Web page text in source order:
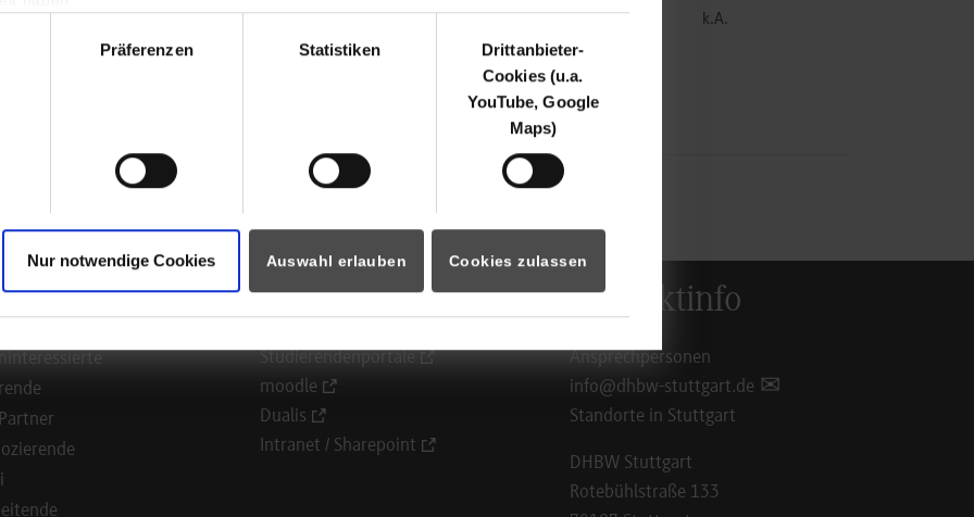
Präferenzen Statistiken
Drittanbieter-
Cookies (u.a.
YouTube, Google
Maps)
Nur notwendige Cookies Auswahl erlauben Cookies zulassen
Mörikestr. 13
k.A.
für Portale
Studierendenportale
moodle
Dualis
Intranet / Sharepoint
Kontaktinfo
Ansprechpersonen
info@dhbw-stuttgart.de
Standorte in Stuttgart
DHBW Stuttgart
Rotebühlstraße 133